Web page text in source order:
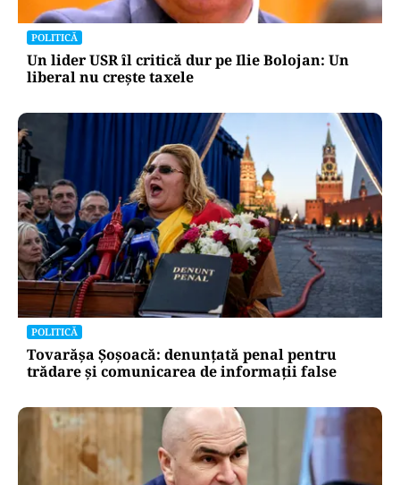
Megayahtul Amadea, confiscat de americani de
la un oligarh rus, a fost scos la vânzare. Noul
proprietar a scos din conturi 187 de milioane de
dolari
POLITICĂ
Un lider USR îl critică dur pe Ilie Bolojan: Un
liberal nu crește taxele